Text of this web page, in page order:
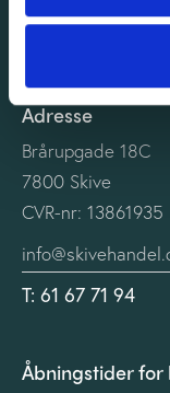
Adresse
Brårupgade 18C
7800 Skive
CVR-nr: 13861935
T: 61 67 71 94
Åbningstider